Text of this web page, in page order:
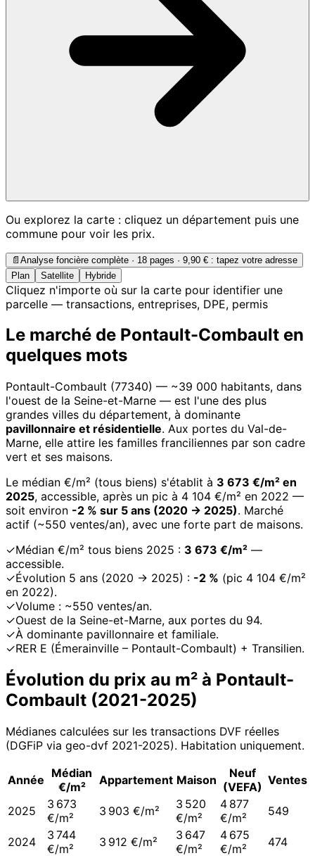
Ou explorez la carte : cliquez un département puis une
commune pour voir les prix.
📄 Analyse foncière complète · 18 pages · 9,90 € : tapez votre adresse
Plan
Satellite Hybride
Cliquez n'importe où sur la carte pour identifier une
parcelle — transactions, entreprises, DPE, permis
Le marché de Pontault-Combault en
quelques mots
Pontault-Combault (77340) — ~39 000 habitants, dans
l'ouest de la Seine-et-Marne — est l'une des plus
grandes villes du département, à dominante
pavillonnaire et résidentielle. Aux portes du Val-de-
Marne, elle attire les familles franciliennes par son cadre
vert et ses maisons.
Le médian €/m² (tous biens) s'établit à 3 673 €/m² en
2025, accessible, après un pic à 4 104 €/m² en 2022 —
soit environ -2 % sur 5 ans (2020 → 2025). Marché
actif (~550 ventes/an), avec une forte part de maisons.
✓Médian €/m² tous biens 2025 : 3 673 €/m² —
accessible.
✓Évolution 5 ans (2020 → 2025) : -2 % (pic 4 104 €/m²
en 2022).
✓Volume : ~550 ventes/an.
✓Ouest de la Seine-et-Marne, aux portes du 94.
✓À dominante pavillonnaire et familiale.
✓RER E (Émerainville – Pontault-Combault) + Transilien.
Évolution du prix au m² à Pontault-
Combault (2021-2025)
Médianes calculées sur les transactions DVF réelles
(DGFiP via geo-dvf 2021-2025). Habitation uniquement.
Année Médian
€/m²
Appartement Maison
Neuf
(VEFA) Ventes
2025
3 673
€/m²
3 903 €/m²
3 520
€/m²
4 877
€/m²
549
2024
3 744
€/m²
3 912 €/m²
3 647
€/m²
4 675
€/m²
474